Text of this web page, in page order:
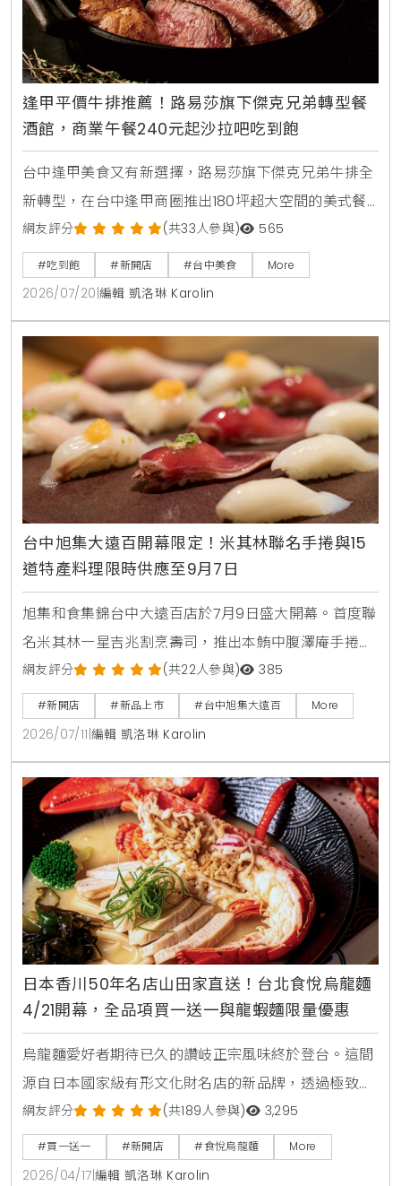
逢甲平價牛排推薦！路易莎旗下傑克兄弟轉型餐
酒館，商業午餐240元起沙拉吧吃到飽
台中逢甲美食又有新選擇，路易莎旗下傑克兄弟牛排全
新轉型，在台中逢甲商圈推出180坪超大空間的美式餐
酒館新店型。主打從早午餐，商業午餐到深夜餐酒全時
段供應，平日點早午餐加49元，晚上週末加99元即享
自助沙拉吧，路易莎咖啡無限續。商業午餐240元起，
更提供現烤披薩，各式烤串與超過100款世界微醺飲
品，是台中西屯朋友聚會，看球賽放鬆的寶藏餐廳。
網友評分 (共33人參與) 565
#吃到飽 #新開店 #台中美食 More
2026/07/20 編輯 凱洛琳 Karolin
台中旭集大遠百開幕限定！米其林聯名手捲與15
道特產料理限時供應至9月7日
旭集和食集錦台中大遠百店於7月9日盛大開幕。首度聯
名米其林一星吉兆割烹壽司，推出本鮪中腹澤庵手捲與
蟹肉海膽空氣春捲。同步引進日本蜜柑鰤魚與NISSEI霜
淇淋聖代，更將台中在地的麻薏、大甲芋頭、東泉辣椒
醬融入和食料理中，打造15道只供應到9月7日的台中限
定旬味。
網友評分 (共22人參與) 385
#新開店 #新品上市 #台中旭集大遠百 More
2026/07/11 編輯 凱洛琳 Karolin
日本香川50年名店山田家直送！台北食悅烏龍麵
4/21開幕，全品項買一送一與龍蝦麵限量優惠
烏龍麵愛好者期待已久的讚岐正宗風味終於登台。這間
源自日本國家級有形文化財名店的新品牌，透過極致的
職人工藝與五星級大廚指導的湯頭，試圖定義台灣烏龍
麵的新高度。對此，KiraKacha去啦！創辦人梁翔渝表
示，食悅引進的山田家製麵技術，在麵體彈性與湯頭層
網友評分 (共189人參與) 3,295
#買一送一 #新開店 #食悅烏龍麵 More
2026/04/17 編輯 凱洛琳 Karolin